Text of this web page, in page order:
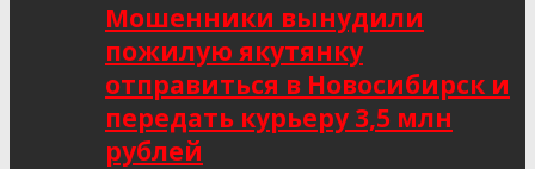
Мошенники вынудили
пожилую якутянку
отправиться в Новосибирск и
передать курьеру 3,5 млн
рублей